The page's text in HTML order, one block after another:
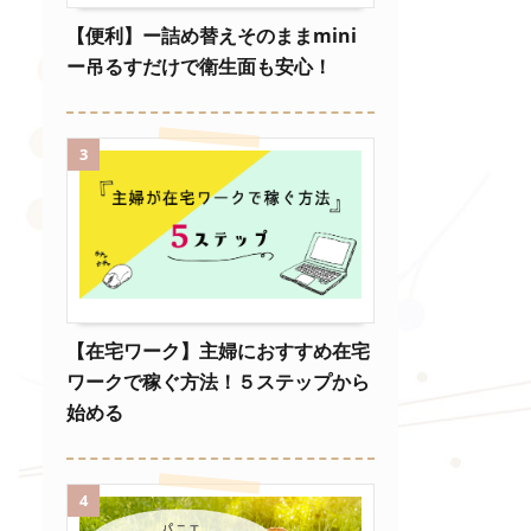
【便利】ー詰め替えそのままmini
ー吊るすだけで衛生面も安心！
3
【在宅ワーク】主婦におすすめ在宅
ワークで稼ぐ方法！５ステップから
始める
4